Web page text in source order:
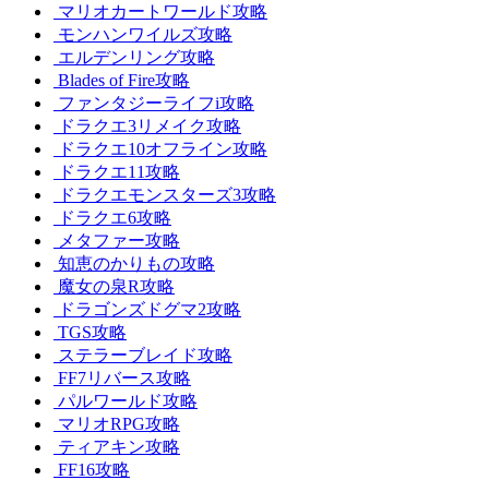
マリオカートワールド攻略
モンハンワイルズ攻略
エルデンリング攻略
Blades of Fire攻略
ファンタジーライフi攻略
ドラクエ3リメイク攻略
ドラクエ10オフライン攻略
ドラクエ11攻略
ドラクエモンスターズ3攻略
ドラクエ6攻略
メタファー攻略
知恵のかりもの攻略
魔女の泉R攻略
ドラゴンズドグマ2攻略
TGS攻略
ステラーブレイド攻略
FF7リバース攻略
パルワールド攻略
マリオRPG攻略
ティアキン攻略
FF16攻略